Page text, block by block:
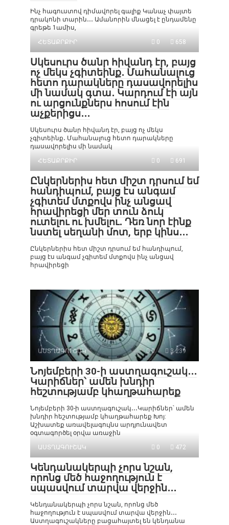
Ինչ հագուստով դիմավորել գալիք Կանաչ փայտե
դրակոնի տարին․․․ Ամանորին մնացել է ընդամենը
գրեթե 1ամիս,
ՀԵՏԱՔՐՔԻՐ
0 658
Սկեսուրս ծանր հիվանդ էր, բայց
ոչ մեկս չգիտեինք․ Մահանալուց
հետո դարակները դասավորելիս
մի նամակ գտա․ Կարդում էի այն
ու արցունքներս հոսում էին
աչքերիցս․․․
Սկեսուրս ծանր հիվանդ էր, բայց ոչ մեկս
չգիտեինք․ Մահանալուց հետո դարակները
դասավորելիս մի նամակ
ՀԵՏԱՔՐՔԻՐ
0 691
Ընկերներիս հետ միշտ դրսում եմ
հանդիպում, բայց էս անգամ
չգիտեմ մտքովս ինչ անցավ
հրավիրեցի մեր տուն ձուկ
ուտելու ու խմելու․ Դեռ նոր էինք
նստել սեղանի մոտ, երբ կինս․․․
Ընկերներիս հետ միշտ դրսում եմ հանդիպում,
բայց էս անգամ չգիտեմ մտքովս ինչ անցավ
հրավիրեցի
ԱՍՏՂԱԳՈՒՇԱԿ 0 3 239
Նոյեմբերի 30-ի աստղագուշակ․․․
Կարիճներ՝ ամեն խնդիր
հեշտությամբ կհաղթահարեք
Նոյեմբերի 30-ի աստղագուշակ․․․Կարիճներ՝ ամեն
խնդիր հեշտությամբ կհաղթահարեք Խոյ:
Աշխատեք առավելագույնս արդյունավետ
օգտագործել օրվա առաջին
ԱՍՏՂԱԳՈՒՇԱԿ
0 472
Կենդանակերպի չորս նշան,
որոնց մեծ հաջողություն է
սպասվում տարվա վերջին․․․
Կենդանակերպի չորս նշան, որոնց մեծ
հաջողություն է սպասվում տարվա վերջին․․․
Աստղագուշակները բացահայտել են կենդանա